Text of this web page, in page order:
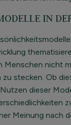
IN
Menschen nicht
stecken. Ob
dieser
Meinung nach